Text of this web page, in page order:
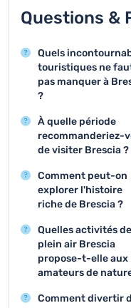
Questions &
Quels
touristiques ne
pas manquer à
?
Brescia offre des
remarquables
Château de Brescia,
Place de la Loggia, qui
représentent des
joyaux historiques et
ville.
À quelle période
recommanderiez-
de visiter Brescia ?
Le printemps et
l'automne sont les
saisons idéales pour
des températures
agréables et moins de
touristes qu'en été.
Comment peut-on
explorer l'histoire
riche de Brescia ?
Les musées comme
Musée Santa Giulia et
les sites
romains permettent
fascinante de la ville.
Quelles activités de
plein air Brescia
propose-t-elle aux
amateurs de
Les environs de
Comment divertir